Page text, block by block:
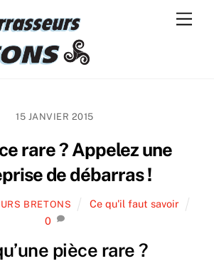
15 JANVIER 2015
rare ? Appelez une
de débarras !
BRETONS
Ce qu'il faut savoir
0
pièce rare ?